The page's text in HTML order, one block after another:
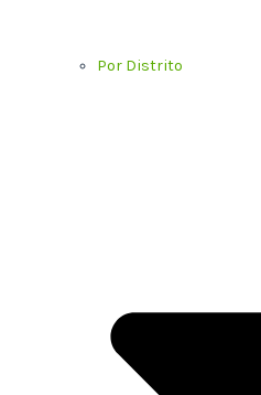
Por Distrito